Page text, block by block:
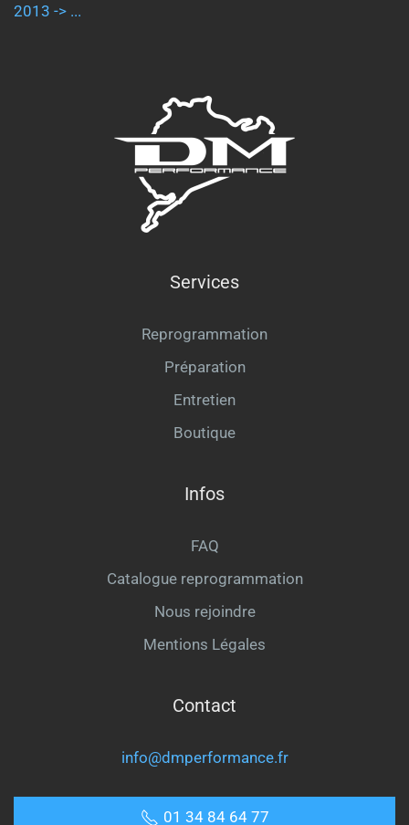
2013 -> ...
Services
Reprogrammation
Préparation
Entretien
Boutique
Infos
FAQ
Catalogue reprogrammation
Nous rejoindre
Mentions Légales
Contact
info@dmperformance.fr
01 34 84 64 77